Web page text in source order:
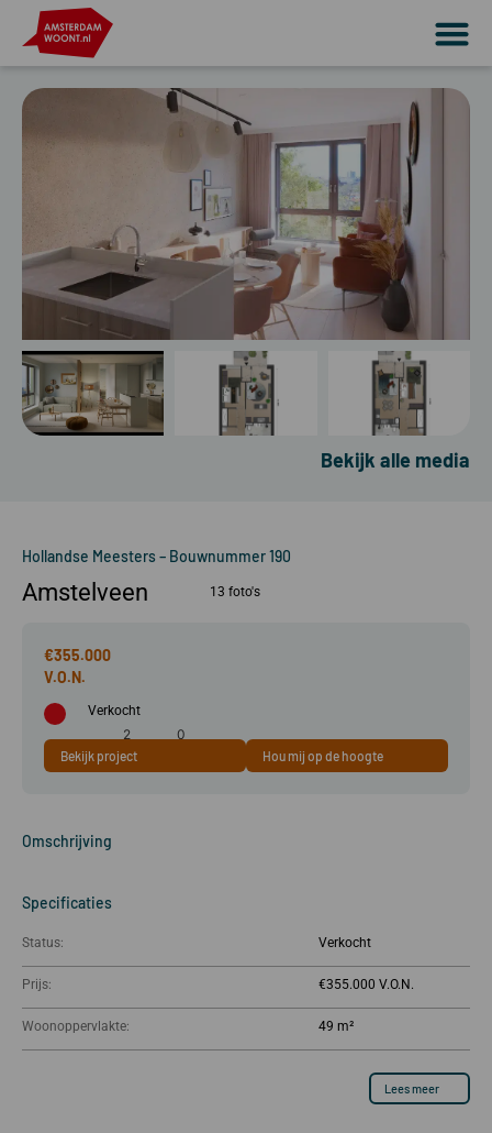
Bekijk alle media
Hollandse Meesters – Bouwnummer 190
Amstelveen 13 foto's
€355.000
Verkocht
49 m²
2
kamer(s)
0
Bekijk project Hou mij op de hoogte
Omschrijving
Specificaties
Status: Verkocht
Prijs: €355.000
Woonoppervlakte: 49 m²
Lees meer